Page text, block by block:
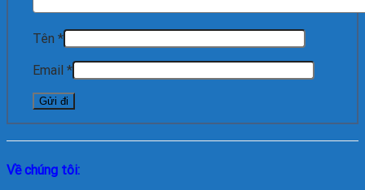
Tên *
Email *
Về chúng tôi: